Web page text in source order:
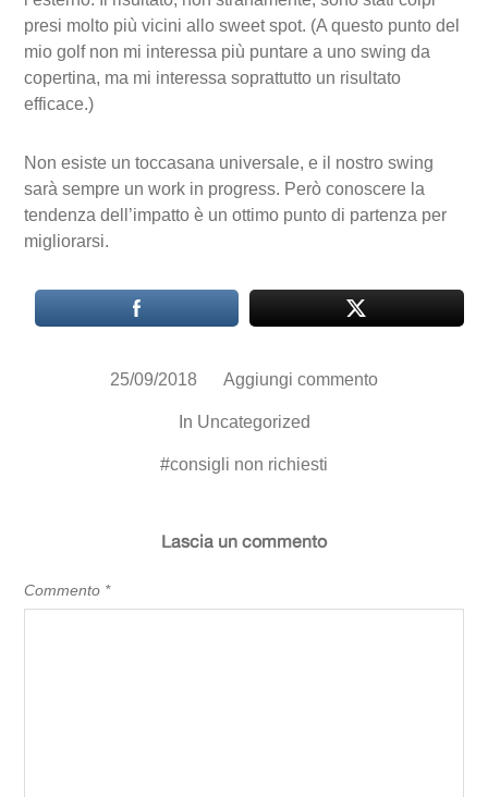
presi molto più vicini allo sweet spot. (A questo punto del
mio golf non mi interessa più puntare a uno swing da
copertina, ma mi interessa soprattutto un risultato
efficace.)
Non esiste un toccasana universale, e il nostro swing
sarà sempre un work in progress. Però conoscere la
tendenza dell’impatto è un ottimo punto di partenza per
migliorarsi.
25/09/2018 Aggiungi commento
In Uncategorized
#consigli non richiesti
Lascia un commento
Commento *